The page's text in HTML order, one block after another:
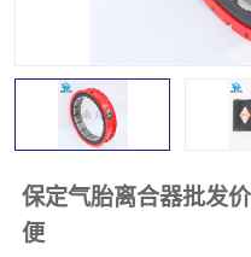
保定气胎离合器批发
便